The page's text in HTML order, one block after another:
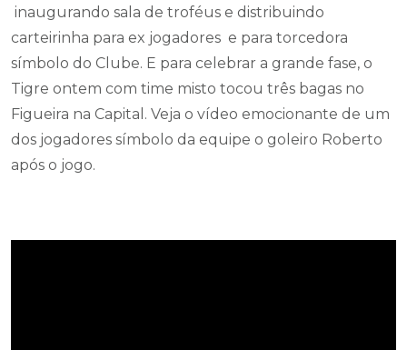
inaugurando sala de troféus e distribuindo
carteirinha para ex jogadores e para torcedora
símbolo do Clube. E para celebrar a grande fase, o
Tigre ontem com time misto tocou três bagas no
Figueira na Capital. Veja o vídeo emocionante de um
dos jogadores símbolo da equipe o goleiro Roberto
após o jogo.